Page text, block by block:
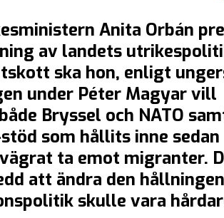
Anita Orbán
av landets
ska hon, enligt
under Péter Magyar vill
Bryssel och NATO
som hållits inne
ta emot migranter.
att ändra den
skulle vara